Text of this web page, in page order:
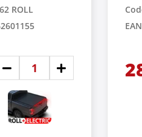
pour
ROLL